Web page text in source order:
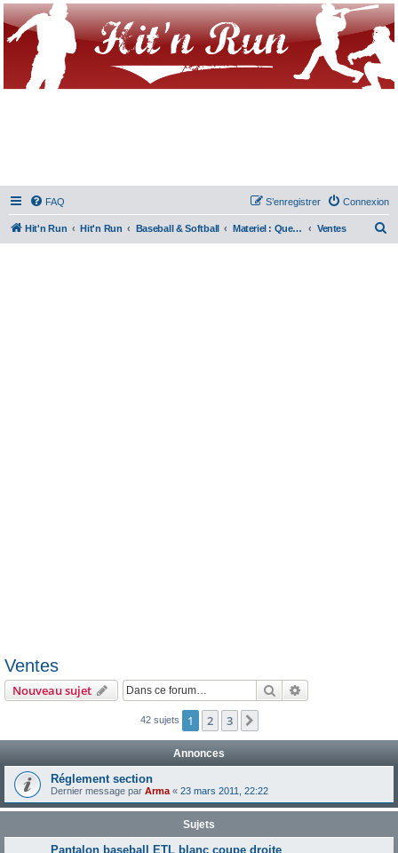
FAQ Connexion
S’enregistrer
Hit'n Run Hit'n Run Baseball & Softball Materiel : Question/Achat/Vente Ventes
Ventes
Nouveau sujet Rechercher
42 sujets 1 2 3
Annonces
Réglement section
Dernier message par Arma « 23 mars 2011, 22:22
Sujets
Pantalon baseball ETL blanc coupe droite